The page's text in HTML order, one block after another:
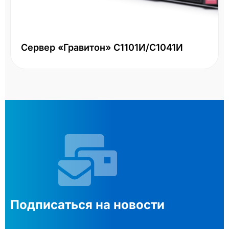
Сервер «Гравитон» С1101И/С1041И
Подписаться на новости